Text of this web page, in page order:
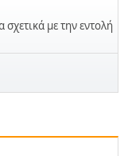
σχετικά με την εντολή